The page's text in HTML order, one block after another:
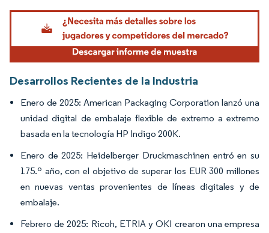
Imagen © Mordor Intelligence. El uso requiere atribución según CC BY 4.0.
Desarrollos Recientes de la Industria
Enero de 2025: American Packaging Corporation lanzó una
unidad digital de embalaje flexible de extremo a extremo
basada en la tecnología HP Indigo 200K.
Enero de 2025: Heidelberger Druckmaschinen entró en su
175.º año, con el objetivo de superar los EUR 300 millones
en nuevas ventas provenientes de líneas digitales y de
embalaje.
Febrero de 2025: Ricoh, ETRIA y OKI crearon una empresa